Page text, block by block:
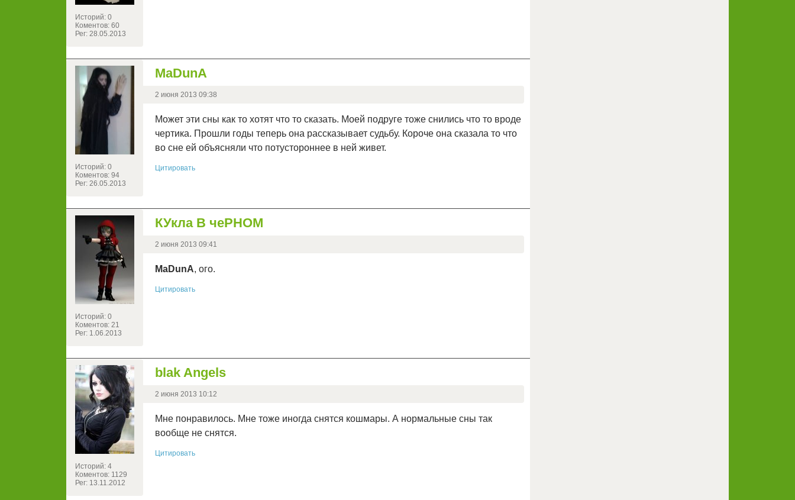
Историй: 0
Коментов: 60
Рег: 28.05.2013
Историй: 0
Коментов: 94
Рег: 26.05.2013
MaDunA
2 июня 2013 09:38
Может эти сны как то хотят что то сказать. Моей подруге тоже снились что то вроде
чертика. Прошли годы теперь она рассказывает судьбу. Короче она сказала то что
во сне ей объясняли что потустороннее в ней живет.
Цитировать
Историй: 0
Коментов: 21
Рег: 1.06.2013
КУкла В чеРНОМ
2 июня 2013 09:41
MaDunA, ого.
Цитировать
Историй: 4
Коментов: 1129
Рег: 13.11.2012
blak Angels
2 июня 2013 10:12
Мне понравилось. Мне тоже иногда снятся кошмары. А нормальные сны так
вообще не снятся.
Цитировать